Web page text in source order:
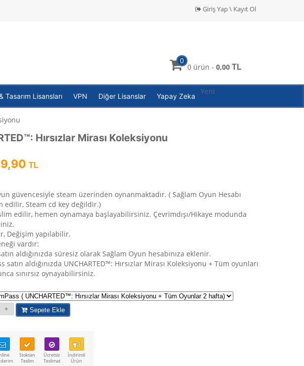
Giriş Yap \ Kayıt Ol
0
0 ürün - 0,00 TL
Tasarım Lisansları VPN Diğer Lisanslar Yapay Zeka
Yeni
Hırsızlar Mirası Koleksiyonu
TL
güvencesiyle steam üzerinden oynanmaktadır. ( Sağlam Oyun Hesabı
edilir, Steam cd key değildir.)
edilir, hemen oynamaya başlayabilirsiniz. Çevrimdışı/Hikaye modunda
Değişim yapılabilir.
vardır:
aldığınızda süresiz olarak Sağlam Oyun hesabınıza eklenir.
satın aldığınızda UNCHARTED™: Hırsızlar Mirası Koleksiyonu + Tüm oyunları
sınırsız oynayabilirsiniz.
Sepete Ekle
Stoktan
Teslim
Ücretsiz
Teslimat
İndirimli
Ürün